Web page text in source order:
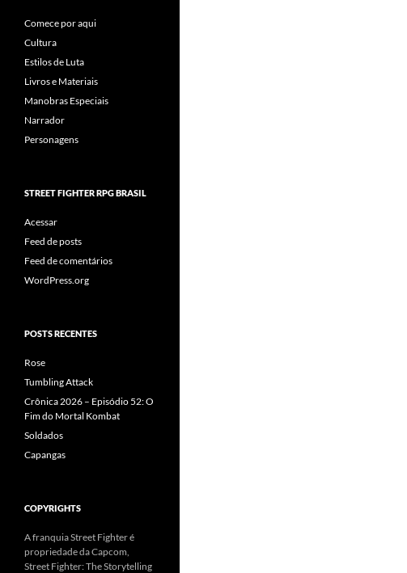
Comece por aqui
Cultura
Estilos de Luta
Livros e Materiais
Manobras Especiais
Narrador
Personagens
STREET FIGHTER RPG BRASIL
Acessar
Feed de posts
Feed de comentários
WordPress.org
POSTS RECENTES
Rose
Tumbling Attack
Crônica 2026 – Episódio 52: O
Fim do Mortal Kombat
Soldados
Capangas
COPYRIGHTS
A franquia Street Fighter é
propriedade da Capcom,
Street Fighter: The Storytelling